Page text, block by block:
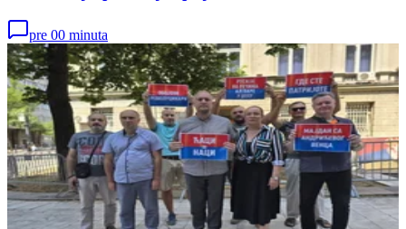
pre 00 minuta